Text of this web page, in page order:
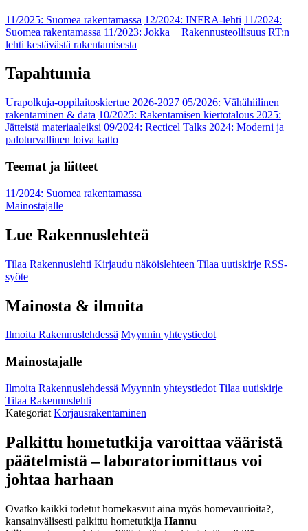
11/2025: Suomea rakentamassa 12/2024: INFRA-lehti 11/2024:
Suomea rakentamassa 11/2023: Jokka − Rakennusteollisuus RT:n
lehti kestävästä rakentamisesta
Tapahtumia
Urapolkuja-oppilaitoskiertue 2026-2027 05/2026: Vähähiilinen
rakentaminen & data 10/2025: Rakentamisen kiertotalous 2025:
Jätteistä materiaaleiksi 09/2024: Recticel Talks 2024: Moderni ja
paloturvallinen loiva katto
Teemat ja liitteet
11/2024: Suomea rakentamassa
Mainostajalle
Lue Rakennuslehteä
Tilaa Rakennuslehti Kirjaudu näköislehteen Tilaa uutiskirje RSS-
syöte
Mainosta & ilmoita
Ilmoita Rakennuslehdessä Myynnin yhteystiedot
Mainostajalle
Ilmoita Rakennuslehdessä Myynnin yhteystiedot Tilaa uutiskirje
Tilaa Rakennuslehti
Kategoriat Korjausrakentaminen
Palkittu hometutkija varoittaa vääristä
päätelmistä – laboratoriomittaus voi
johtaa harhaan
Ovatko kaikki todetut homekasvut aina myös homevaurioita?,
kansainvälisesti palkittu hometutkija Hannu